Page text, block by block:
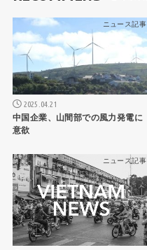
ニュース記事
2025.04.21
中国企業、山間部での風力発電に
意欲
ニュース記事